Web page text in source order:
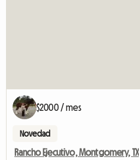
$2000 / mes
Novedad
Rancho Ejecutivo, Montgomery, TX